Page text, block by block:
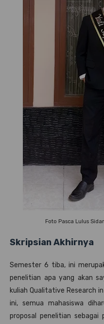
Foto Pasca Lulus
Skripsian Akhirnya
Semester 6 tiba, ini
penelitian apa yang akan
kuliah Qualitative Research
ini, semua mahasiswa
proposal penelitian sebagai